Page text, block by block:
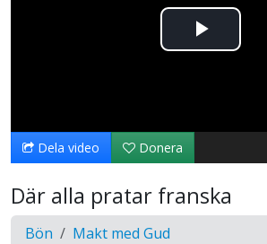
Spela
video
Dela video Donera
Där alla pratar franska
Bön Makt med Gud